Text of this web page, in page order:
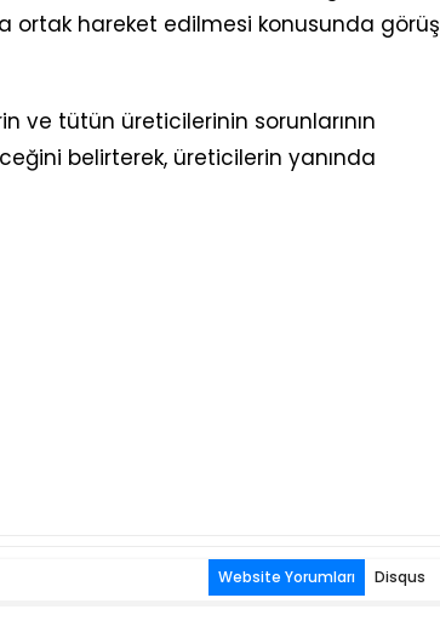
ortak hareket edilmesi konusunda görüş
ve tütün üreticilerinin sorunlarının
belirterek, üreticilerin yanında
Website Yorumları Disqus